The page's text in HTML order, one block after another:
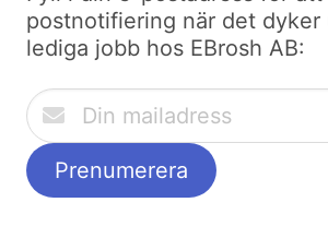
postnotifiering när det dyker
lediga jobb hos EBrosh AB: